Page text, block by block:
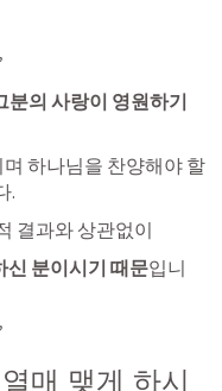
분의 사랑이 영원하기
하나님을 찬양해야 할
.
결과와 상관없이
신 분이시기 때문입니
매 맺게 하시